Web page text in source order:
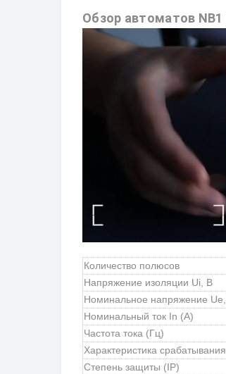
Обзор автоматов NB1
Количество полюсов
Напряжение изоляции Ui, B
Номинальное напряжение
Номинальный ток In (А)
Частота тока (Гц)
Характеристика
Степень защиты (IP)